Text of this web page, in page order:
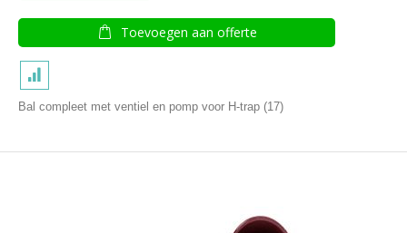
Toevoegen aan offerte
Bal compleet met ventiel en pomp voor H-trap (17)